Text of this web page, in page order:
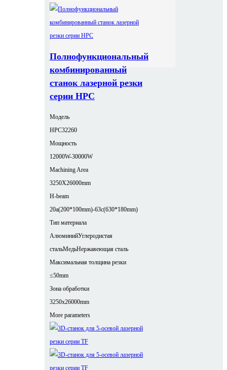
Полнофункциональный
комбинированный
станок лазерной резки
серии HPC
Модель
HPC32260
Мощность
12000W-30000W
Machining Area
3250X26000mm
H-beam
20a(200*100mm)-63c(630*180mm)
Тип материала
АлюминийУглеродистая
стальМедьНержавеющая сталь
Максимальная толщина резки
≤50mm
Зона обработки
3250x26000mm
More parameters